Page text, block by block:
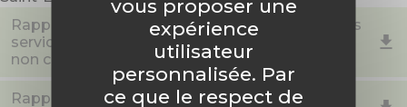
Rapport annuel 2024 sur le prix et la qualité des
services publics d'assainissement collectif et
non collectif
Rapport annuel 2024 sur le prix et la qualité du
vous proposer une
expérience
utilisateur
personnalisée. Par
ce que le respect de